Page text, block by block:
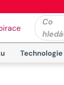
Co
Technologie